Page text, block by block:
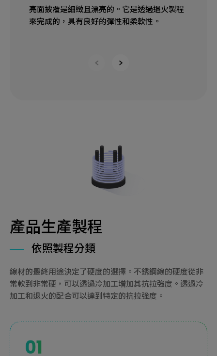
亮面披覆是細緻且漂亮的。它是透過退火製程
來完成的，具有良好的彈性和柔軟性。
產品生產製程
依照製程分類
線材的最終用途決定了硬度的選擇。不銹鋼線的硬度從非
常軟到非常硬，可以透過冷加工增加其抗拉強度。透過冷
加工和退火的配合可以達到特定的抗拉強度。